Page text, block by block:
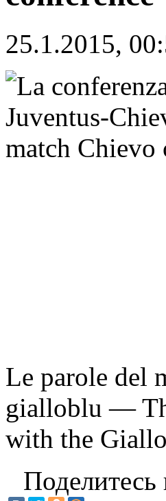
25.1.2015,
Le parole del
gialloblu —
with the
Поделитесь